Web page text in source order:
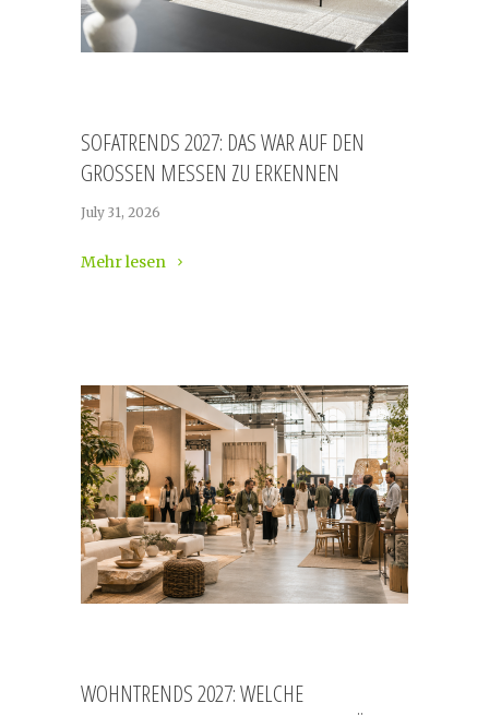
SOFATRENDS 2027: DAS WAR AUF DEN
GROSSEN MESSEN ZU ERKENNEN
July 31, 2026
Mehr lesen
WOHNTRENDS 2027: WELCHE